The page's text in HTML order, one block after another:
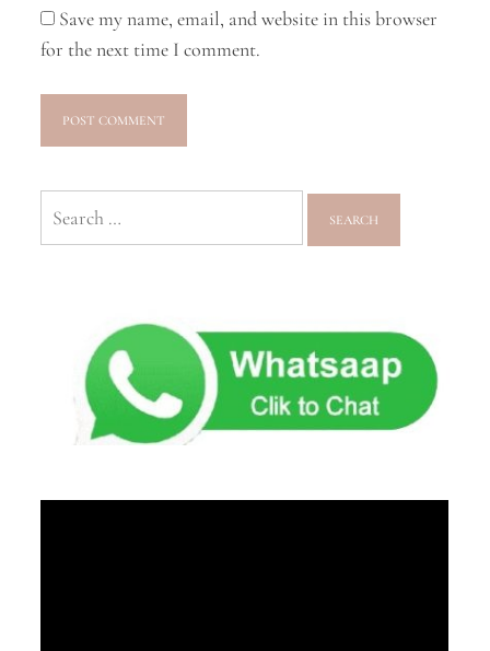
Save my name, email, and website in this browser
for the next time I comment.